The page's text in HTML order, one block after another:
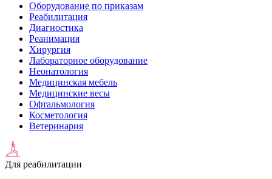
Оборудование по приказам
Реабилитация
Диагностика
Реанимация
Хирургия
Лабораторное оборудование
Неонатология
Медицинская мебель
Медицинские весы
Офтальмология
Косметология
Ветеринария
Для реабилитации